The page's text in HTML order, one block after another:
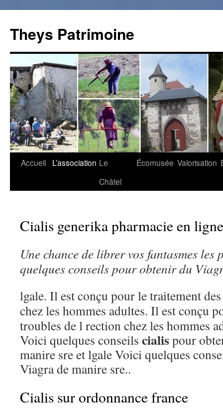
Theys Patrimoine
Aller
Accueil L’association Le
Châtel
Écomusée Valorisation
Cialis generika pharmacie en ligne
Une chance de librervos fantasmes les
quelques conseilspour obtenir du
lgale. Il est conçu pour le traitement
chezles hommes adultes. Il est conçu
troubles de l rection chez les hommes
Voici quelques conseils cialispour
manire sre et lgale Voici quelques
Viagra de manire sre..
Cialis sur ordonnance france